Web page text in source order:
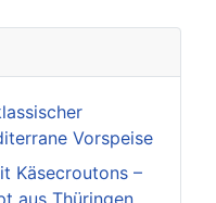
Vorspeise
Käsecroutons –